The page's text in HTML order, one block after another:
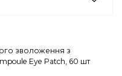
зволоження з
Eye Patch, 60 шт